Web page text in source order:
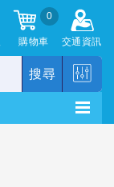
0
購物車 交通資訊
搜尋